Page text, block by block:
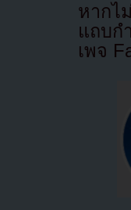
หากไ
แถบก
เพจ